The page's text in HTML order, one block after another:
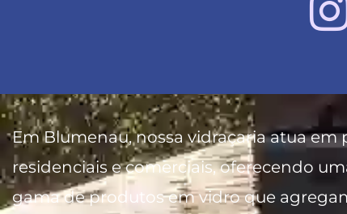
Em Blumenau, nossa vidraçaria atua em
residenciais e comerciais, oferecendo
gama de produtos em vidro que